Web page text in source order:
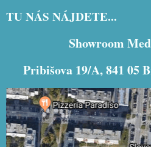
TU NÁS NÁJDETE...
Showroom
Pribišova 19/A, 841 05
Externý obsah je
súkromia